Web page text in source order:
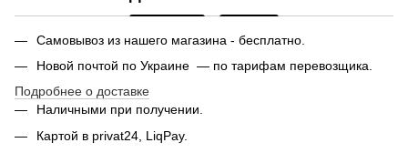
Самовывоз из нашего магазина - бесплатно.
Новой почтой по Украине — по тарифам перевозщика.
Подробнее о доставке
Наличными при получении.
Картой в privat24, LiqPay.